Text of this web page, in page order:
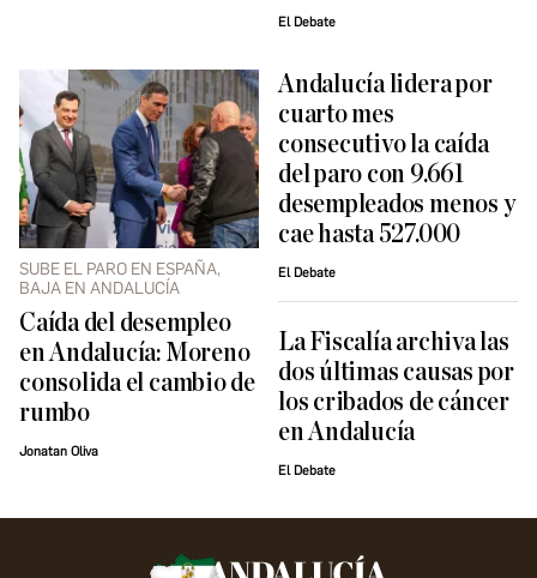
El Debate
SUBE EL PARO EN ESPAÑA,
BAJA EN ANDALUCÍA
Caída del desempleo
en Andalucía: Moreno
consolida el cambio de
rumbo
Jonatan Oliva
Andalucía lidera por
cuarto mes
consecutivo la caída
del paro con 9.661
desempleados menos y
cae hasta 527.000
El Debate
La Fiscalía archiva las
dos últimas causas por
los cribados de cáncer
en Andalucía
El Debate